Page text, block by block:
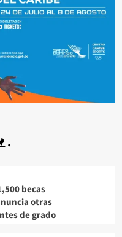
.
becas
otras
de grado